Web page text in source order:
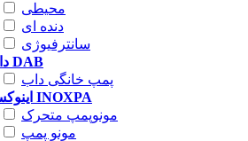
محیطی
دنده ای
سانترفیوژی
داب DAB
پمپ خانگی داب
اینوکسپا INOXPA
مونوپمپ متحرک
مونو پمپ